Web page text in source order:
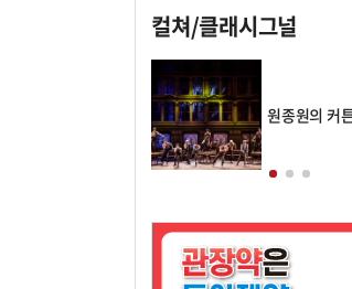
컬쳐/클래시그널
원종원의 커